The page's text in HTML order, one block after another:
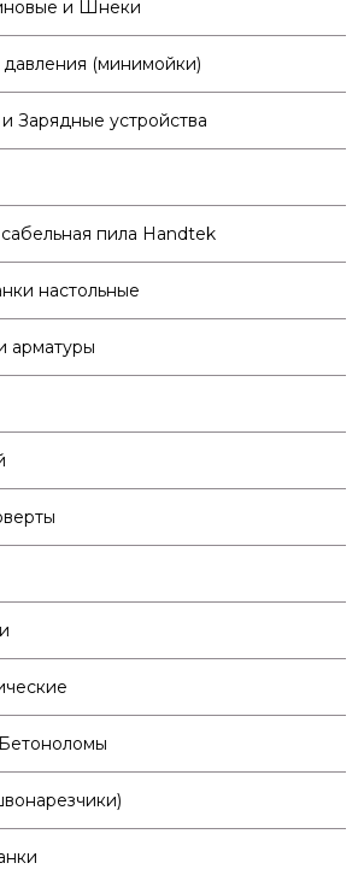
и Шнеки
(минимойки)
Зарядные устройства
пила Handtek
настольные
арматуры